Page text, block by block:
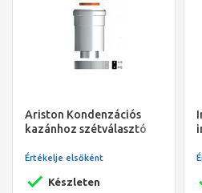
Ariston Kondenzációs
kazánhoz szétválasztó
Készleten
Értékelje elsőként